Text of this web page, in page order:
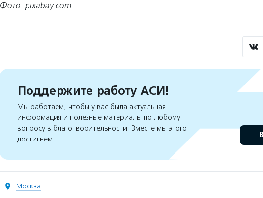
Фото: pixabay.com
Поддержите работу АСИ!
Мы работаем, чтобы у вас была актуальная
информация и полезные материалы по любому
вопросу в благотворительности. Вместе мы этого
достигнем
Москва